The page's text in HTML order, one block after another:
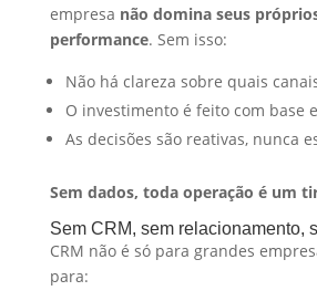
empresa não domina seus
performance. Sem isso:
Não há clareza sobre quais
O investimento é feito com base
As decisões são reativas, nunca
Sem dados, toda operação é um
Sem CRM, sem relacionamento,
CRM não é só para grandes
para: